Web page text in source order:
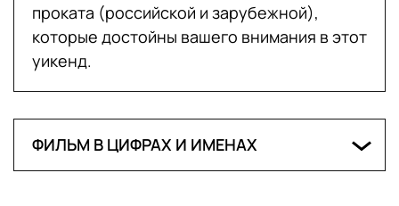
проката (российской и зарубежной),
которые достойны вашего внимания в этот
уикенд.
ФИЛЬМ В ЦИФРАХ И ИМЕНАХ